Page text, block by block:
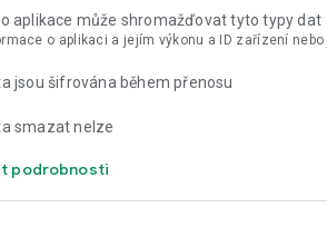
důležitou ekonomickou událost s
uskutečňovat obchodní operace. V
v 9 běžných jazycích může pomoci
aplikace může shromažďovat tyto typy dat
o aplikaci a jejím výkonu a ID zařízení nebo
jsou šifrována během přenosu
smazat nelze
podrobnosti